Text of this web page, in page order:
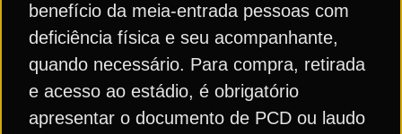
benefício da meia-entrada pessoas com
deficiência física e seu acompanhante,
quando necessário. Para compra, retirada
e acesso ao estádio, é obrigatório
apresentar o documento de PCD ou laudo